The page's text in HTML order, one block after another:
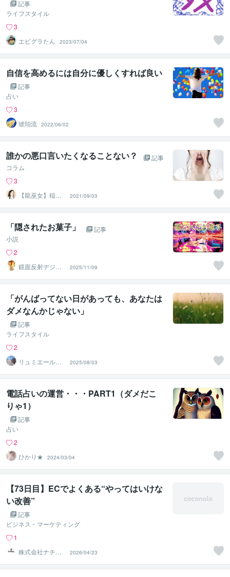
記事
ライフスタイル
3
エビグラたん
2023/07/04
自信を高めるには自分に優しくすれば良い
記事
占い
3
琥珀流 2022/06/02
誰かの悪口言いたくなることない？
記事
コラム
3
【龍巫女】稲葉
直美
2021/09/03
「隠されたお菓子」
記事
小説
2
鏡面反射デジタ
ルアート製作所
（鈴木穣）
2025/11/09
「がんばってない日があっても、あなたは
ダメなんかじゃない」
記事
ライフスタイル
2
リュミエールカ
ウンセリングル
ームRin
2025/08/03
電話占いの運営・・・PART1（ダメだこ
りゃ1）
記事
占い
2
ひかり★
2024/03/04
【73日目】ECでよくある“やってはいけな
い改善”
記事
ビジネス・マーケティング
1
株式会社ナチュ
ラルリソース
2026/04/23